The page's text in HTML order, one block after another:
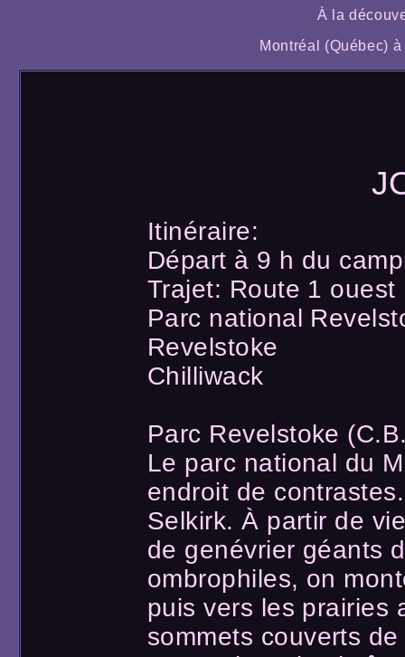
À la
Montréal (Québec)
Itinéraire:
Départ à 9 h du
Trajet: Route 1 ouest
Parc national
Revelstoke
Chilliwack
Parc Revelstoke
Le parc national du
endroit de
Selkirk. À partir de
de genévrier géants
ombrophiles, on
puis vers les prairies
sommets couverts